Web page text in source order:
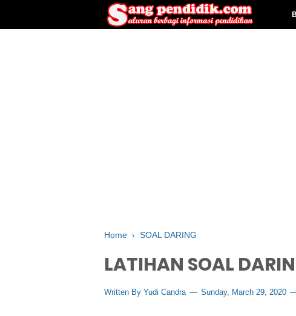
Home › SOAL DARING
LATIHAN SOAL
Written By Yudi Candra Sunday, March 29, 2020